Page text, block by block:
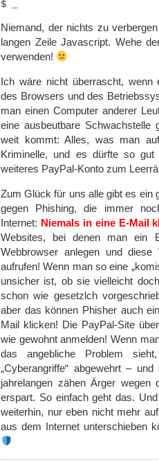
Niemand, der nichts zu
langen Zeile Javascript. Wehe
verwenden!
Ich wäre nicht überrascht, wenn
des Browsers und des
man einen Computer anderer
eine ausbeutbare
weit kommt: Alles, was man
Kriminelle, und es dürfte so
weiteres PayPal-Konto zum
Zum Glück für uns alle gibt es ein
gegen Phishing, die immer
Internet: Niemals in eine E-Mail
Websites, bei denen man ein
Webbrowser anlegen und diese
aufrufen! Wenn man so eine
unsicher ist, ob sie vielleicht
schon wie gesetzlch
aber das können Phisher auch
Mail klicken! Die PayPal-Site
wie gewohnt anmelden! Wenn
das angebliche Problem
„Cyberangriffe“ abgewehrt –
jahrelangen zähen Ärger wegen
erspart. So einfach geht das.
weiterhin, nur eben nicht mehr
aus dem Internet unterschieben